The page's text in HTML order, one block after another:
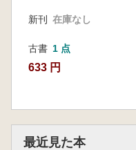
新刊 在庫なし
古書 1 点
633 円
最近見た本